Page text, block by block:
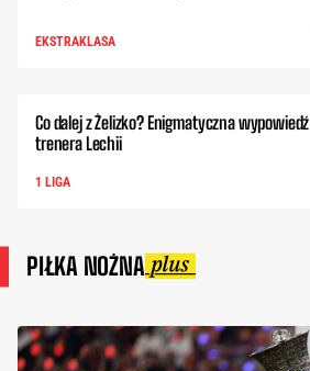
EKSTRAKLASA
Co dalej z Żelizko? Enigmatyczna wypowiedź
trenera Lechii
1 LIGA
PIŁKA NOŻNA